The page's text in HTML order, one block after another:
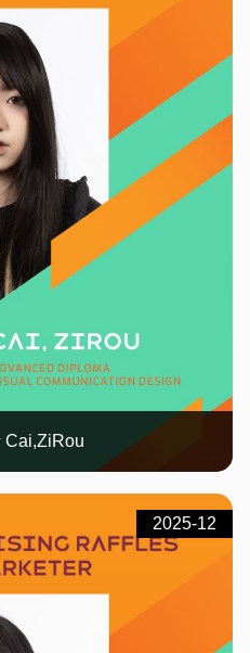
Cai,ZiRou
2025-12